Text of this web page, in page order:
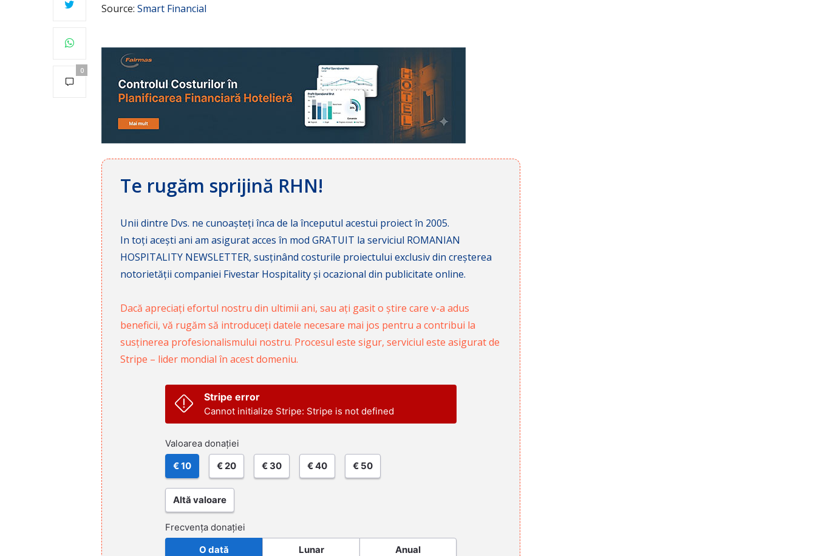
0
Source: Smart Financial
Te rugăm sprijină RHN!
Unii dintre Dvs. ne cunoașteți înca de la începutul acestui proiect în 2005.
In toți acești ani am asigurat acces în mod GRATUIT la serviciul ROMANIAN
HOSPITALITY NEWSLETTER, susținând costurile proiectului exclusiv din creșterea
notorietății companiei Fivestar Hospitality și ocazional din publicitate online.
Dacă apreciați efortul nostru din ultimii ani, sau ați gasit o știre care v-a adus
beneficii, vă rugăm să introduceți datele necesare mai jos pentru a contribui la
susținerea profesionalismului nostru. Procesul este sigur, serviciul este asigurat de
Stripe – lider mondial în acest domeniu.
Stripe error
Cannot initialize Stripe: Stripe is not defined
Valoarea donației
€ 10 € 20 € 30 € 40 € 50
Altă valoare
Frecvența donației
O dată Lunar Anual